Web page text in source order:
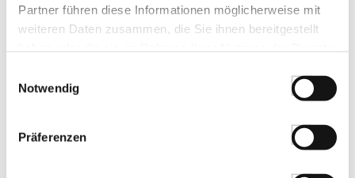
Partner führen diese Informationen möglicherweise mit
weiteren Daten zusammen, die Sie ihnen bereitgestellt
Notwendig
Präferenzen
LEBENSMITTELKENNZEICHNUNGEN
€ 56,38/ kg
St.
Tomatenkonzentrat, intensiv fruchtig,